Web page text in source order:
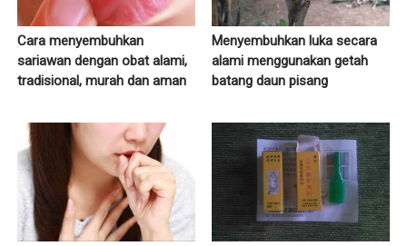
Cara menyembuhkan
sariawan dengan obat alami,
tradisional, murah dan aman
Menyembuhkan luka secara
alami menggunakan getah
batang daun pisang